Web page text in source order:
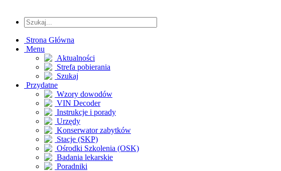
Strona Główna
Menu
Aktualności
Strefa pobierania
Szukaj
Przydatne
Wzory dowodów
VIN Decoder
Instrukcje i porady
Urzędy
Konserwator zabytków
Stacje (SKP)
Ośrodki Szkolenia (OSK)
Badania lekarskie
Poradniki